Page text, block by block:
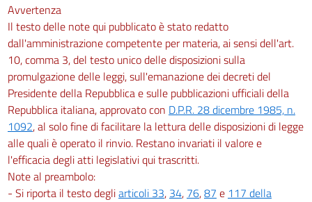
Avvertenza
Il testo delle note qui pubblicato è stato redatto
dall'amministrazione competente per materia, ai sensi dell'art.
10, comma 3, del testo unico delle disposizioni sulla
promulgazione delle leggi, sull'emanazione dei decreti del
Presidente della Repubblica e sulle pubblicazioni ufficiali della
Repubblica italiana, approvato con D.P.R. 28 dicembre 1985, n.
1092, al solo fine di facilitare la lettura delle disposizioni di legge
alle quali è operato il rinvio. Restano invariati il valore e
l'efficacia degli atti legislativi qui trascritti.
Note al preambolo:
- Si riporta il testo degliarticoli 33, 34, 76,87 e 117 della